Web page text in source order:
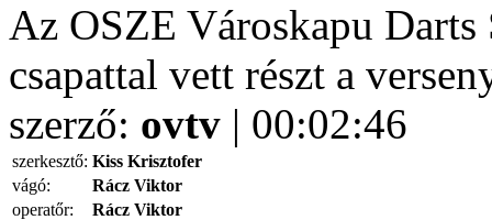
Az OSZE Városkapu
csapattal vett részt a
szerző: ovtv | 00:02:46
szerkesztő: Kiss Krisztofer
vágó:
Rácz Viktor
operatőr:
Rácz Viktor